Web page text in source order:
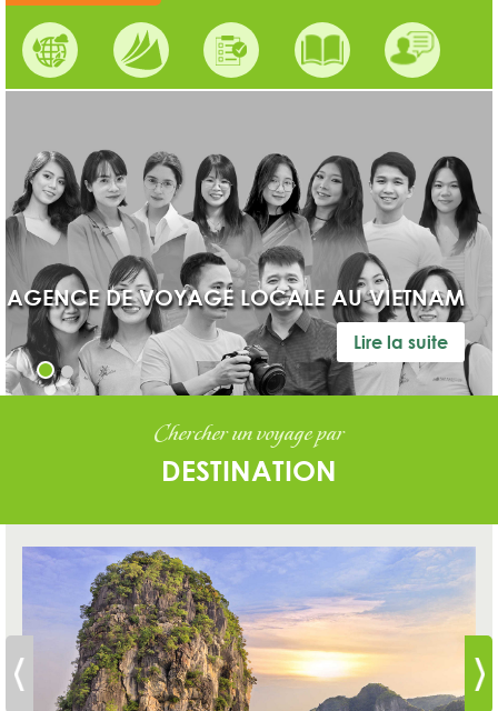
AVIS DES CLIENTS DE FAR EAST TOUR SUR
TRIPADVISOR
Lire la suite
Chercher un voyage par
DESTINATION